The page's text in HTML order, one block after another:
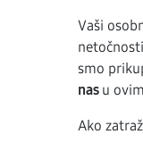
Vaši
smo
nas u
Ako